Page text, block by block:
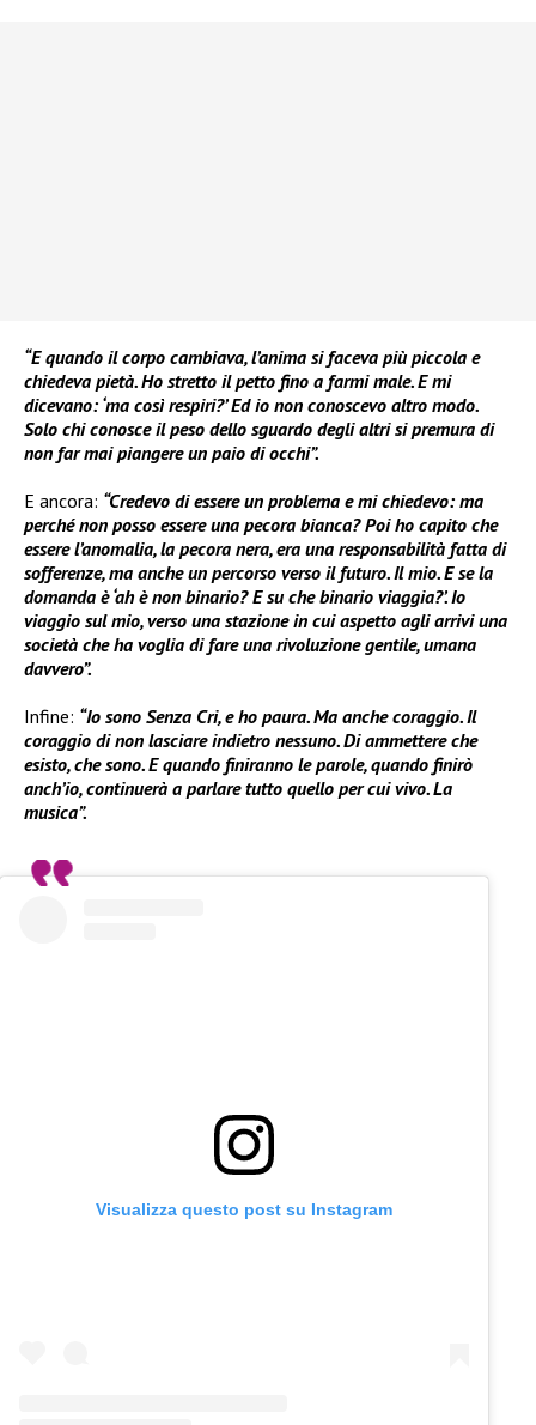
“E quando il corpo cambiava, l’anima si faceva più piccola e
chiedeva pietà. Ho stretto il petto fino a farmi male. E mi
dicevano: ‘ma così respiri?’ Ed io non conoscevo altro modo.
Solo chi conosce il peso dello sguardo degli altri si premura di
non far mai piangere un paio di occhi”.
E ancora: “Credevo di essere un problema e mi chiedevo: ma
perché non posso essere una pecora bianca? Poi ho capito che
essere l’anomalia, la pecora nera, era una responsabilità fatta di
sofferenze, ma anche un percorso verso il futuro. Il mio. E se la
domanda è ‘ah è non binario? E su che binario viaggia?’. Io
viaggio sul mio, verso una stazione in cui aspetto agli arrivi una
società che ha voglia di fare una rivoluzione gentile, umana
davvero”.
Infine: “Io sono Senza Cri, e ho paura. Ma anche coraggio. Il
coraggio di non lasciare indietro nessuno. Di ammettere che
esisto, che sono. E quando finiranno le parole, quando finirò
anch’io, continuerà a parlare tutto quello per cui vivo. La
musica”.
Visualizza questo post su Instagram